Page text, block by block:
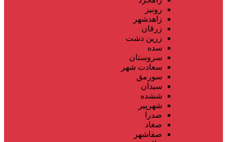
رونیز
زاهدشهر
زرقان
زرین دشت
سده
سروستان
سعادت شهر
سورمق
سیدان
ششده
شهرپیر
صدرا
صغاد
صفاشهر